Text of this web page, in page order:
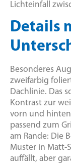
Lichteinfall
Details
Besonderes
zweifarbig
Dachlinie. Das
Kontrast zur
vorn und
passend zum
am Rande: Die
Muster in Matt-
auffällt, aber